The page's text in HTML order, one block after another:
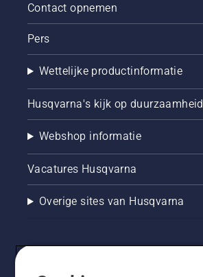
Contact opnemen
Pers
Wettelijke productinformatie
Husqvarna's kijk op duurzaamheid
Webshop informatie
Vacatures Husqvarna
Overige sites van Husqvarna